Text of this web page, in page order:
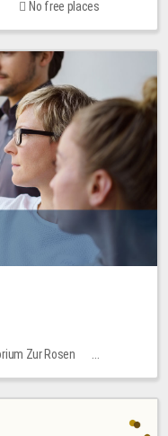
No free places
Zur Rosen